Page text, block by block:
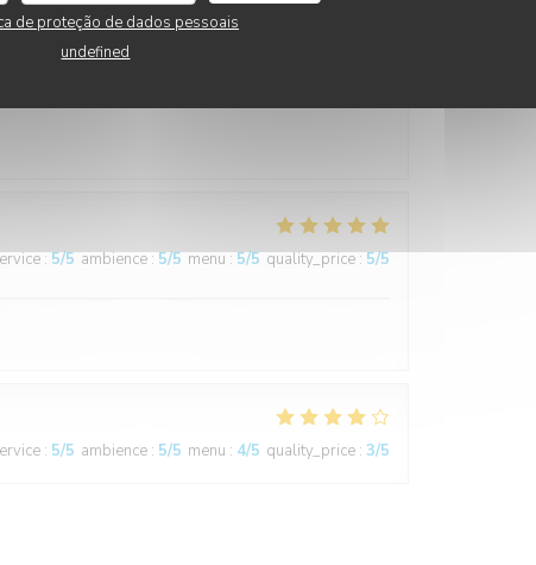
de proteção de dados pessoais
undefined
:5/5 ambience:5/5 menu:5/5 quality_price:5/5
: 5/5 ambience : 5/5 menu : 4/5 quality_price : 3/5